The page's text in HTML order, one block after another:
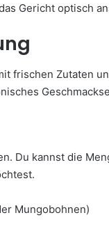
Gericht optisch
frischen Zutaten
Du kannst die
Mungobohnen)